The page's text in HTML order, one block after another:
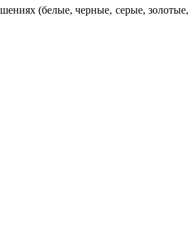
(белые, черные, серые, золотые,